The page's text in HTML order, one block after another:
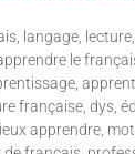
langage,
le
,
française, dys,
apprendre,